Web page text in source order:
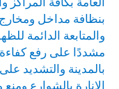
بنظافة مداخل ومخارج
والمتابعة الدائمة
مشددًا على رفع كفاءة
بالمدينة والتشديد
الإنارة بالشوارع